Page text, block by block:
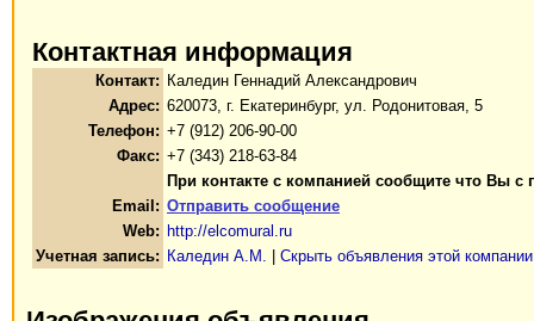
Контактная информация
Контакт: Каледин Геннадий Александрович
Адрес: 620073, г. Екатеринбург, ул. Родонитовая, 5
Телефон: +7 (912) 206-90-00
Факс: +7 (343) 218-63-84
При контакте с компанией сообщите что Вы с
Email: Отправить сообщение
Web: http://elcomural.ru
Учетная запись: Каледин А.М. | Скрыть объявления этой компании